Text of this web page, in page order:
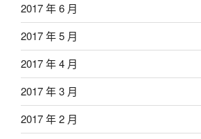
2017 年 6 月
2017 年 5 月
2017 年 4 月
2017 年 3 月
2017 年 2 月